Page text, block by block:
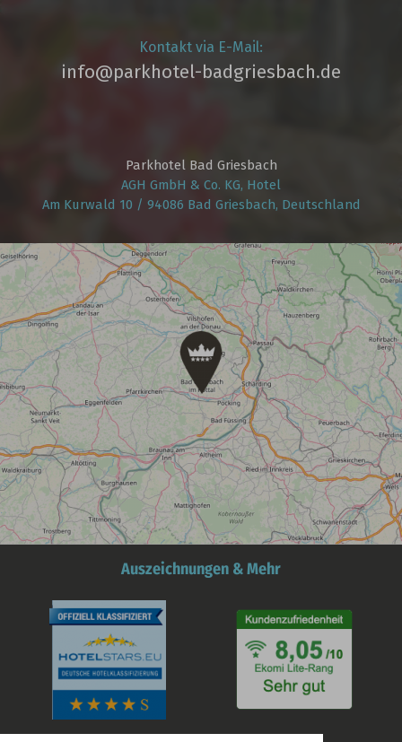
Kontakt via E-Mail:
info@parkhotel­-badgriesbach.de
Parkhotel Bad Griesbach
AGH GmbH & Co. KG, Hotel
Am Kurwald 10 / 94086 Bad Griesbach, Deutschland
Auszeichnungen & Mehr